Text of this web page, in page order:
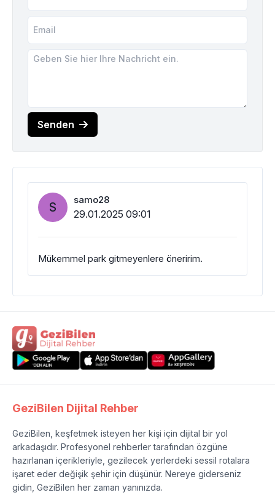
Senden
S samo28
29.01.2025 09:01
Mükemmel park gitmeyenlere öneririm.
GeziBilen Dijital Rehber
GeziBilen, keşfetmek isteyen her kişi için dijital bir yol
arkadaşıdır. Profesyonel rehberler tarafından özgüne
hazırlanan içerikleriyle, gezilecek yerlerdeki sessil rotalara
işaret eder değişik şehir için düşünür. Nereye giderseniz
gidin, GeziBilen her zaman yanınızda.